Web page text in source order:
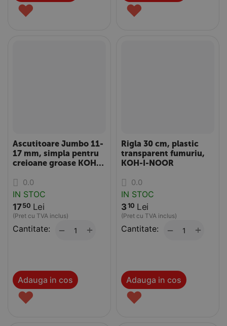
♥ ♥
Ascutitoare Jumbo 11-
17 mm, simpla pentru
creioane groase KOH-I-
0.0
IN STOC
1750 Lei
(Pret cu TVA inclus)
Cantitate: +
−
Adauga in cos
♥
Rigla 30 cm, plastic
transparent fumuriu,
KOH-I-NOOR
0.0
IN STOC
310 Lei
(Pret cu TVA inclus)
Cantitate: +
−
Adauga in cos
♥